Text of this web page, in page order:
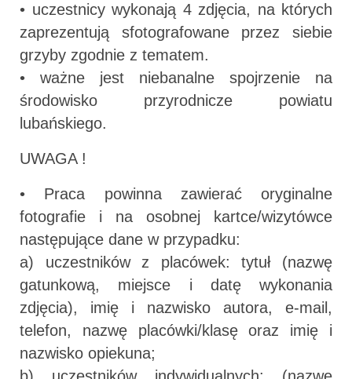
• uczestnicy wykonają 4 zdjęcia, na których
zaprezentują sfotografowane przez siebie
grzyby zgodnie z tematem.
• ważne jest niebanalne spojrzenie na
środowisko przyrodnicze powiatu
lubańskiego.
UWAGA !
• Praca powinna zawierać oryginalne
fotografie i na osobnej kartce/wizytówce
następujące dane w przypadku:
a) uczestników z placówek: tytuł (nazwę
gatunkową, miejsce i datę wykonania
zdjęcia), imię i nazwisko autora, e-mail,
telefon, nazwę placówki/klasę oraz imię i
nazwisko opiekuna;